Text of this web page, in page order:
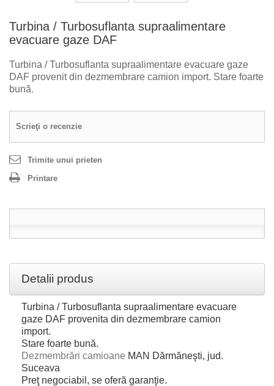
Turbina / Turbosuflanta supraalimentare
evacuare gaze DAF
Turbina / Turbosuflanta supraalimentare evacuare gaze
DAF provenit din dezmembrare camion import. Stare foarte
bună.
Scrieţi o recenzie
Trimite unui prieten
Printare
Detalii produs
Turbina / Turbosuflanta supraalimentare evacuare
gaze DAF provenita din dezmembrare camion
import.
Stare foarte bună.
Dezmembrări camioane MAN Dărmăneşti, jud.
Suceava
Preţ negociabil, se oferă garanţie.